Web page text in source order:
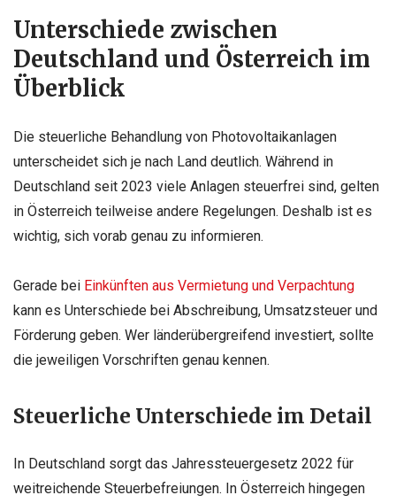
Unterschiede zwischen
Deutschland und Österreich im
Überblick
Die steuerliche Behandlung von Photovoltaikanlagen
unterscheidet sich je nach Land deutlich. Während in
Deutschland seit 2023 viele Anlagen steuerfrei sind, gelten
in Österreich teilweise andere Regelungen. Deshalb ist es
wichtig, sich vorab genau zu informieren.
Gerade bei Einkünften aus Vermietung und Verpachtung
kann es Unterschiede bei Abschreibung, Umsatzsteuer und
Förderung geben. Wer länderübergreifend investiert, sollte
die jeweiligen Vorschriften genau kennen.
Steuerliche Unterschiede im Detail
In Deutschland sorgt das Jahressteuergesetz 2022 für
weitreichende Steuerbefreiungen. In Österreich hingegen